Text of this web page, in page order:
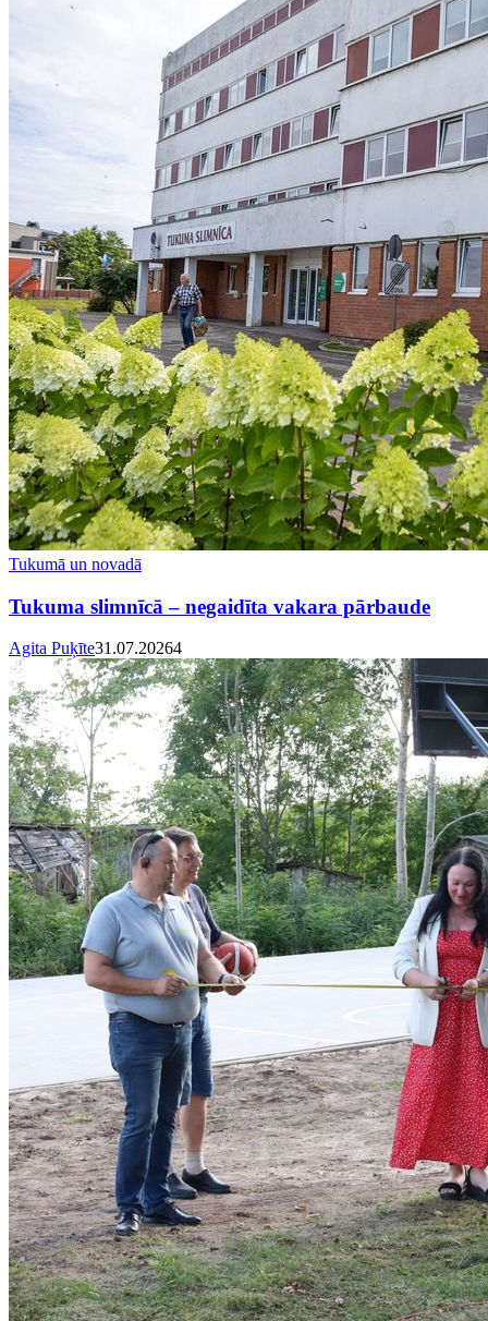
Tukumā un novadā
Tukuma slimnīcā – negaidīta vakara pārbaude
Agita Puķīte31.07.20264